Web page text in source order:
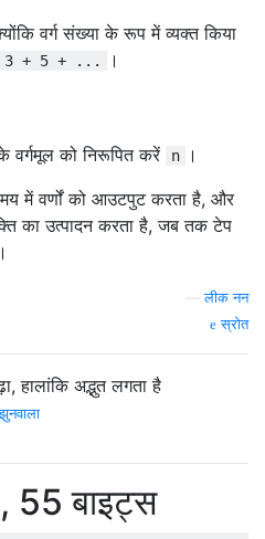
वर्ग संख्या के रूप में व्यक्त किया
3 + 5 + ... ।
वर्गमूल को निरूपित करें n
।
में वर्णों को आउटपुट करता है, और
का उत्पादन करता है, जब तक टेप
—लीक नन
स्रोत
हालांकि अद्भुत लगता है
55 बाइट्स